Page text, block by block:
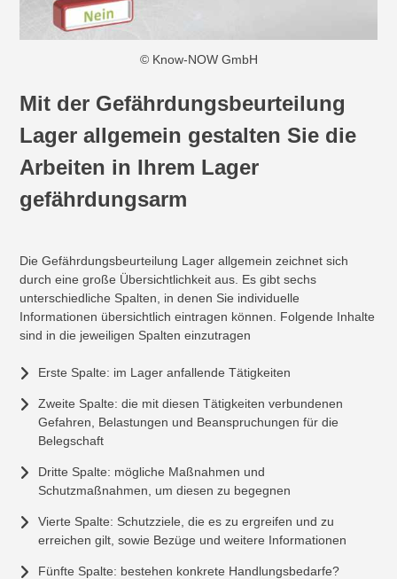
© Know-NOW GmbH
Mit der Gefährdungsbeurteilung
Lager allgemein gestalten Sie die
Arbeiten in Ihrem Lager
gefährdungsarm
Die Gefährdungsbeurteilung Lager allgemein zeichnet sich
durch eine große Übersichtlichkeit aus. Es gibt sechs
unterschiedliche Spalten, in denen Sie individuelle
Informationen übersichtlich eintragen können. Folgende Inhalte
sind in die jeweiligen Spalten einzutragen
Erste Spalte: im Lager anfallende Tätigkeiten
Zweite Spalte: die mit diesen Tätigkeiten verbundenen
Gefahren, Belastungen und Beanspruchungen für die
Belegschaft
Dritte Spalte: mögliche Maßnahmen und
Schutzmaßnahmen, um diesen zu begegnen
Vierte Spalte: Schutzziele, die es zu ergreifen und zu
erreichen gilt, sowie Bezüge und weitere Informationen
Fünfte Spalte: bestehen konkrete Handlungsbedarfe?